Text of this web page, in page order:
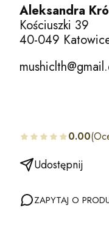
Aleksandra
Kościuszki 39
40-049
0.00
Udostępnij
ZAPYTAJ O